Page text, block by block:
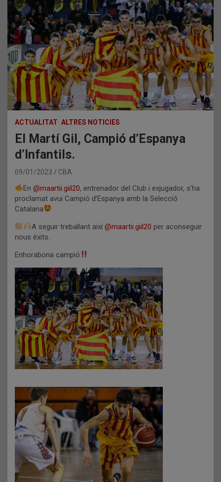
ACTUALITAT ALTRES NOTICIES
El Martí Gil, Campió d’Espanya
d’Infantils.
09/01/2023 CBA
En@maartii.giil20, entrenador del Club i exjugador, s’ha
proclamat avui Campió d’Espanya amb la Selecció
Catalana
A seguir treballant així@maartii.giil20 per aconseguir
nous èxits.
Enhorabona campió